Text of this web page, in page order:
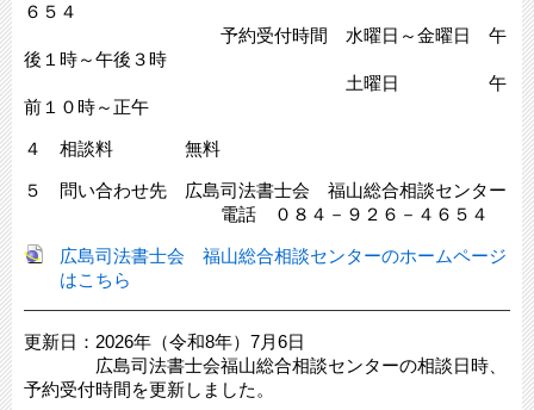
６５４
予約受付時間 水曜日～金曜日 午
後１時～午後３時
土曜日 午
前１０時～正午
４ 相談料 無料
５ 問い合わせ先 広島司法書士会 福山総合相談センター
電話 ０８４－９２６－４６５４
広島司法書士会 福山総合相談センターのホームページ
はこちら
更新日：2026年（令和8年）7月6日
広島司法書士会福山総合相談センターの相談日時、
予約受付時間を更新しました。